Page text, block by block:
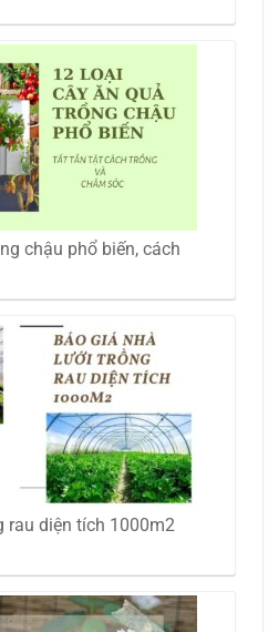
chậu phổ biến, cách
rau diện tích 1000m2